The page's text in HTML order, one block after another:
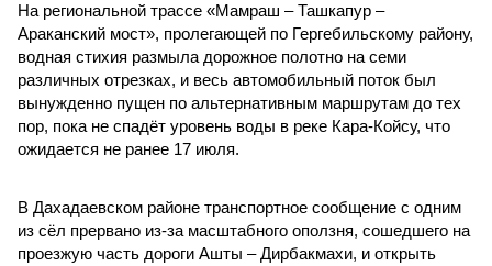
На региональной трассе «Мамраш – Ташкапур –
Араканский мост», пролегающей по Гергебильскому району,
водная стихия размыла дорожное полотно на семи
различных отрезках, и весь автомобильный поток был
вынужденно пущен по альтернативным маршрутам до тех
пор, пока не спадёт уровень воды в реке Кара-Койсу, что
ожидается не ранее 17 июля.
В Дахадаевском районе транспортное сообщение с одним
из сёл прервано из-за масштабного оползня, сошедшего на
проезжую часть дороги Ашты – Дирбакмахи, и открыть